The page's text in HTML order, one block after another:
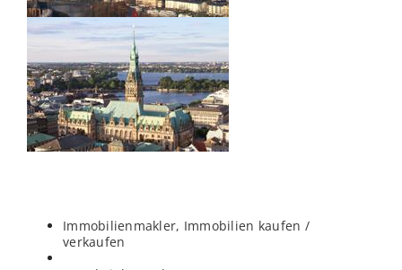
Immobilienmakler, Immobilien kaufen /
verkaufen